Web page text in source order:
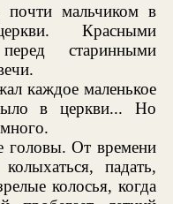
мальчиком в
Красными
старинными
каждое маленькое
в церкви... Но
головы. От времени
падать,
колосья, когда